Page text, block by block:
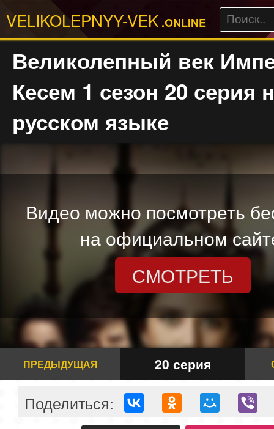
VELIKOLEPNYY-VEK .ONLINE
Великолепный век
Кесем 1 сезон 20 серия
русском языке
Видео можно посмотреть
на официальном
СМОТРЕТЬ
ПРЕДЫДУЩАЯ 20 серия
Поделиться: